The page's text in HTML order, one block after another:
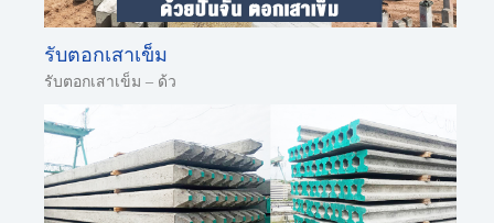
รับตอกเสาเข็ม
รับตอกเสาเข็ม – ด้ว